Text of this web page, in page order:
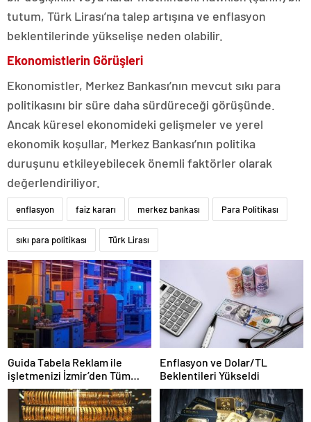
tutum, Türk Lirası’na talep artışına ve enflasyon
beklentilerinde yükselişe neden olabilir.
Ekonomistlerin Görüşleri
Ekonomistler, Merkez Bankası’nın mevcut sıkı para
politikasını bir süre daha sürdüreceği görüşünde.
Ancak küresel ekonomideki gelişmeler ve yerel
ekonomik koşullar, Merkez Bankası’nın politika
duruşunu etkileyebilecek önemli faktörler olarak
değerlendiriliyor.
enflasyon faiz kararı merkez bankası Para Politikası
sıkı para politikası Türk Lirası
Guida Tabela Reklam ile
işletmenizi İzmir’den Tüm
Türkiye’ye Duyuran Işıklı
Çözümler!
Enflasyon ve Dolar/TL
Beklentileri Yükseldi